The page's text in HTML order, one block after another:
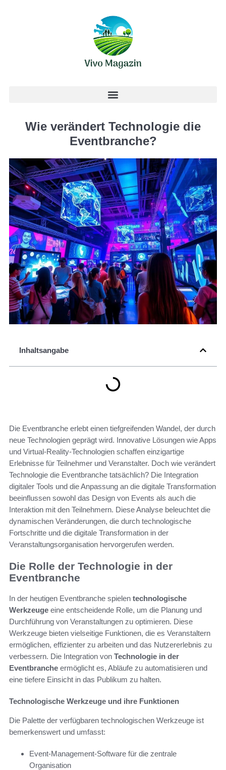
Wie verändert Technologie die
Eventbranche?
Inhaltsangabe
Die Eventbranche erlebt einen tiefgreifenden Wandel, der durch
neue Technologien geprägt wird. Innovative Lösungen wie Apps
und Virtual-Reality-Technologien schaffen einzigartige
Erlebnisse für Teilnehmer und Veranstalter. Doch wie verändert
Technologie die Eventbranche tatsächlich? Die Integration
digitaler Tools und die Anpassung an die digitale Transformation
beeinflussen sowohl das Design von Events als auch die
Interaktion mit den Teilnehmern. Diese Analyse beleuchtet die
dynamischen Veränderungen, die durch technologische
Fortschritte und die digitale Transformation in der
Veranstaltungsorganisation hervorgerufen werden.
Die Rolle der Technologie in der
Eventbranche
In der heutigen Eventbranche spielen technologische
Werkzeuge eine entscheidende Rolle, um die Planung und
Durchführung von Veranstaltungen zu optimieren. Diese
Werkzeuge bieten vielseitige Funktionen, die es Veranstaltern
ermöglichen, effizienter zu arbeiten und das Nutzererlebnis zu
verbessern. Die Integration von Technologie in der
Eventbranche ermöglicht es, Abläufe zu automatisieren und
eine tiefere Einsicht in das Publikum zu halten.
Technologische Werkzeuge und ihre Funktionen
Die Palette der verfügbaren technologischen Werkzeuge ist
bemerkenswert und umfasst:
Event-Management-Software für die zentrale
Organisation